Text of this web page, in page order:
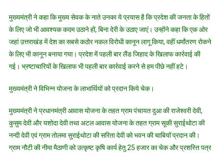
मुख्यमंत्री ने कहा कि मुख्य सेवक के नाते उनका ये प्रयास है कि प्रदेश की जनता के हितों
के लिए जो भी आवश्यक कदम उठाने हों, बिना देरी के उठाए जाएं। उन्होंने कहा कि एक ओर
जहां उत्तराखंड में देश का सबसे कठोर नकल विरोधी कानून लागू किया, वहीं धर्मांतरण रोकने
के लिए भी कानून बनाया गया। प्रदेश में पहली बार लैंड जिहाद के खिलाफ कार्रवाई की
गई। भ्रष्टाचारियों के खिलाफ भी पहली बार कार्रवाई करने से हम पीछे नहीं हटे।
मुख्यमंत्री ने विभिन्न योजना के लाभार्थियों को प्रदान किये चेक।
मुख्यमंत्री ने प्रधानमंत्री आवास योजना के तहत ग्राम पंचायत दुआ की राजेश्वरी देवी,
कुसुम देवी और यशोदा देवी तथा अटल आवास योजना के तहत ग्राम सूकी सुराईथोटा की
नन्दी देवी एवं ग्राम तोलमा सुराईथोटा की सरिता देवी को भवन की चाबियॉ प्रदान की।
ग्राम नौटी की नीमा मैठाणी को उत्कृष्ट कृषि कार्य हेतु 25 हजार का चेक और प्रशस्ति पत्र